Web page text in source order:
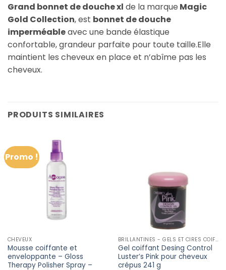
Grand bonnet de douche xl de la marque Magic
Gold Collection, est bonnet de douche
imperméableavec une bande élastique
confortable, grandeur parfaite pour toute taille.Elle
maintient les cheveux en place et n’abîme pas les
cheveux.
PRODUITS SIMILAIRES
Promo !
CHEVEUX
Mousse coiffante et
enveloppante – Gloss
Therapy Polisher Spray –
BRILLANTINES - GELS ET CIRES COIFFANTE
Gel coiffant Desing Control
Luster’s Pink pour cheveux
crépus 241 g